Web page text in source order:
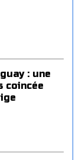
: une
coincée